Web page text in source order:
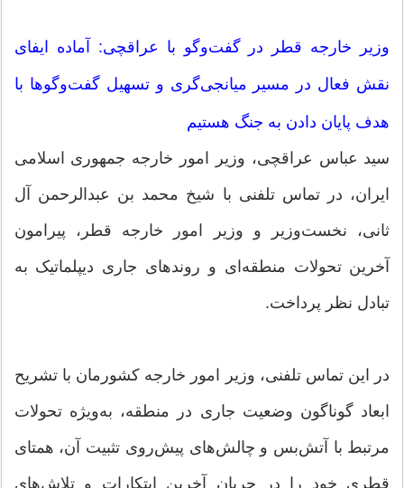
وزیر خارجه قطر در گفت‌و‌گو با عراقچی: آماده ایفای
نقش فعال در مسیر میانجی‌گری و تسهیل گفت‌و‌گو‌ها با
هدف پایان دادن به جنگ هستیم
سید عباس عراقچی، وزیر امور خارجه جمهوری اسلامی
ایران، در تماس تلفنی با شیخ محمد بن عبدالرحمن آل
ثانی، نخست‌وزیر و وزیر امور خارجه قطر، پیرامون
آخرین تحولات منطقه‌ای و روندهای جاری دیپلماتیک به
تبادل نظر پرداخت.
در این تماس تلفنی، وزیر امور خارجه کشورمان با تشریح
ابعاد گوناگون وضعیت جاری در منطقه، به‌ویژه تحولات
مرتبط با آتش‌بس و چالش‌های پیش‌روی تثبیت آن، همتای
قطری خود را در جریان آخرین ابتکارات و تلاش‌های